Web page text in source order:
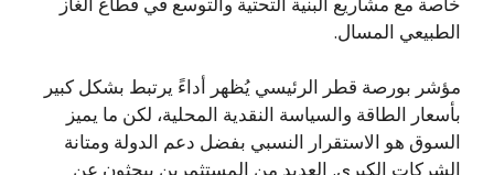
الطبيعي المسال.
مؤشر بورصة قطر الرئيسي يُظهر أداءً يرتبط بشكل كبير
بأسعار الطاقة والسياسة النقدية المحلية، لكن ما يميز
السوق هو الاستقرار النسبي بفضل دعم الدولة ومتانة
الشركات الكبرى. العديد من المستثمرين يبحثون عن